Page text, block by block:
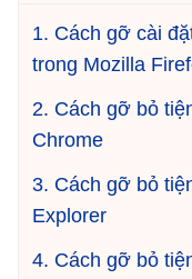
1. Cách gỡ cài
trong Mozilla
2. Cách gỡ bỏ
Chrome
3. Cách gỡ bỏ
Explorer
4. Cách gỡ bỏ